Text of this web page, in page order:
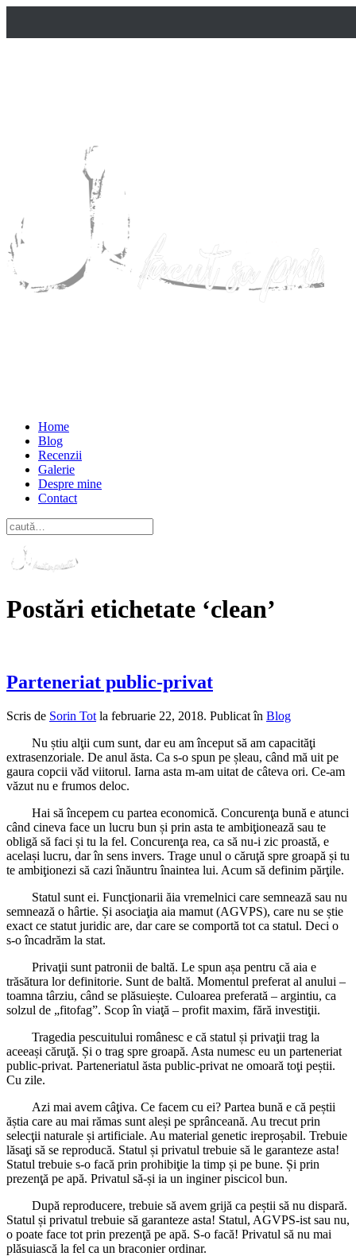
Home
Blog
Recenzii
Galerie
Despre mine
Contact
Postări etichetate ‘clean’
Parteneriat public-privat
Scris de Sorin Tot la februarie 22, 2018. Publicat în Blog
Nu știu alţii cum sunt, dar eu am început să am capacităţi
extrasenzoriale. De anul ăsta. Ca s-o spun pe șleau, când mă uit pe
gaura copcii văd viitorul. Iarna asta m-am uitat de câteva ori. Ce-am
văzut nu e frumos deloc.
Hai să începem cu partea economică. Concurenţa bună e atunci
când cineva face un lucru bun și prin asta te ambiţionează sau te
obligă să faci și tu la fel. Concurenţa rea, ca să nu-i zic proastă, e
același lucru, dar în sens invers. Trage unul o căruţă spre groapă și tu
te ambiţionezi să cazi înăuntru înaintea lui. Acum să definim părţile.
Statul sunt ei. Funcţionarii ăia vremelnici care semnează sau nu
semnează o hârtie. Și asociaţia aia mamut (AGVPS), care nu se știe
exact ce statut juridic are, dar care se comportă tot ca statul. Deci o
s-o încadrăm la stat.
Privaţii sunt patronii de baltă. Le spun așa pentru că aia e
trăsătura lor definitorie. Sunt de baltă. Momentul preferat al anului –
toamna târziu, când se plăsuiește. Culoarea preferată – argintiu, ca
solzul de „fitofag”. Scop în viaţă – profit maxim, fără investiţii.
Tragedia pescuitului românesc e că statul și privaţii trag la
aceeași căruţă. Și o trag spre groapă. Asta numesc eu un parteneriat
public-privat. Parteneriatul ăsta public-privat ne omoară toţi peștii.
Cu zile.
Azi mai avem câţiva. Ce facem cu ei? Partea bună e că peștii
ăștia care au mai rămas sunt aleși pe sprânceană. Au trecut prin
selecţii naturale și artificiale. Au material genetic ireproșabil. Trebuie
lăsaţi să se reproducă. Statul și privatul trebuie să le garanteze asta!
Statul trebuie s-o facă prin prohibiţie la timp și pe bune. Și prin
prezenţă pe apă. Privatul să-și ia un inginer piscicol bun.
După reproducere, trebuie să avem grijă ca peștii să nu dispară.
Statul și privatul trebuie să garanteze asta! Statul, AGVPS-ist sau nu,
o poate face tot prin prezenţă pe apă. S-o facă! Privatul să nu mai
plăsuiască la fel ca un braconier ordinar.